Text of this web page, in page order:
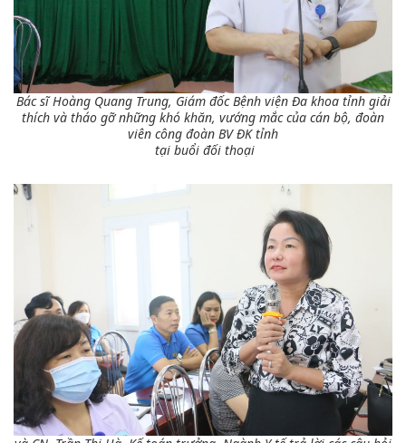
Bác sĩ Hoàng Quang Trung, Giám đốc Bệnh viện Đa khoa tỉnh giải
thích và tháo gỡ những khó khăn, vướng mắc của cán bộ, đoàn
viên công đoàn BV ĐK tỉnh
tại buổi đối thoại